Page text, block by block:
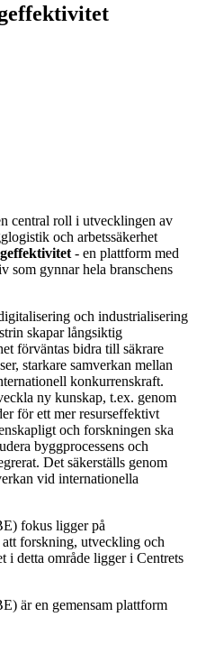
central roll i utvecklingen av
och arbetssäkerhet
- en plattform med
som gynnar hela branschens
och industrialisering
skapar långsiktig
förväntas bidra till säkrare
starkare samverkan mellan
konkurrenskraft.
ny kunskap, t.ex. genom
för ett mer resurseffektivt
och forskningen ska
byggprocessens och
Det säkerställs genom
vid internationella
fokus ligger på
forskning, utveckling och
detta område ligger i Centrets
är en gemensam plattform